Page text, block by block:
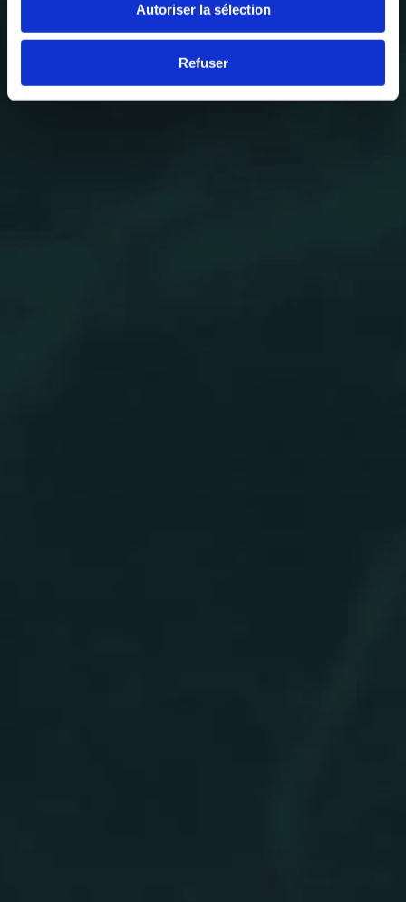
Autoriser la sélection
Refuser